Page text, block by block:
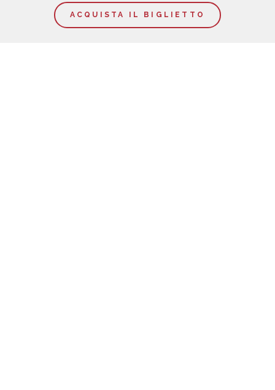
ACQUISTA IL BIGLIETTO